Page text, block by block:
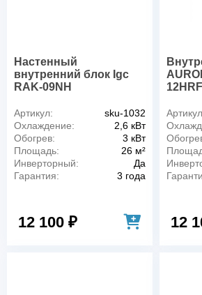
Настенный
внутренний блок Igc
RAK-09NH
Артикул:
sku-1032
Охлаждение:
2,6 кВт
Обогрев:
3 кВт
Площадь:
26 м²
Инверторный:
Да
Гарантия:
3 года
12 100 ₽ 12